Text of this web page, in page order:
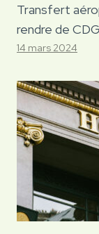
Transfert
rendre de
14 mars 2024